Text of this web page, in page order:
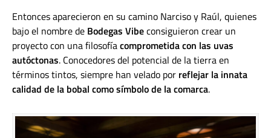
Entonces aparecieron en su camino Narciso y Raúl, quienes
bajo el nombre de Bodegas Vibeconsiguieron crear un
proyecto con una filosofíacomprometida con las uvas
autóctonas. Conocedores del potencial de la tierra en
términos tintos, siempre han velado por reflejar la innata
calidad de la bobal como símbolo de la comarca.